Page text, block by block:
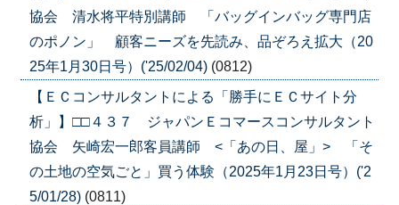
協会 清水将平特別講師 「バッグインバッグ専門店
のポノン」 顧客ニーズを先読み、品ぞろえ拡大（20
25年1月30日号）('25/02/04) (0812)
【ＥＣコンサルタントによる「勝手にＥＣサイト分
析」】□□４３７ ジャパンＥコマースコンサルタント
協会 矢崎宏一郎客員講師 <「あの日、屋」> 「そ
の土地の空気ごと」買う体験（2025年1月23日号）('2
5/01/28) (0811)